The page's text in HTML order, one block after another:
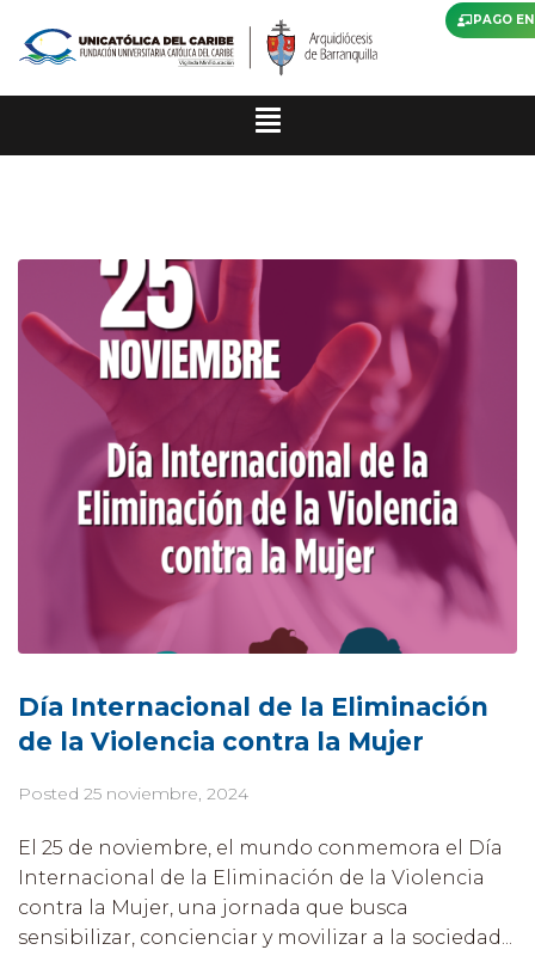
PAGO
Día Internacional de la Eliminación
de la Violencia contra la Mujer
Posted 25 noviembre, 2024
El 25 de noviembre, el mundo conmemora el Día
Internacional de la Eliminación de la Violencia
contra la Mujer, una jornada que busca
sensibilizar, concienciar y movilizar a la sociedad...